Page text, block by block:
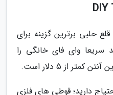
DIY
حلبی برترین گزینه برای
وای فای خانگی را
از 5 دلار است.
دارید؛ قوطی های فلزی